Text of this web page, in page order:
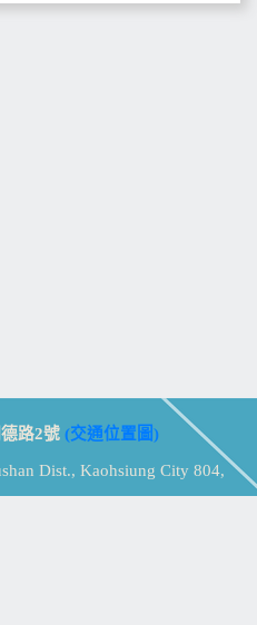
路2號 (交通位置圖)
Dist., Kaohsiung City 804,